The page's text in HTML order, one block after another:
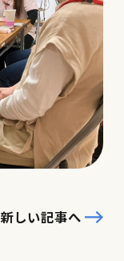
新しい記事へ